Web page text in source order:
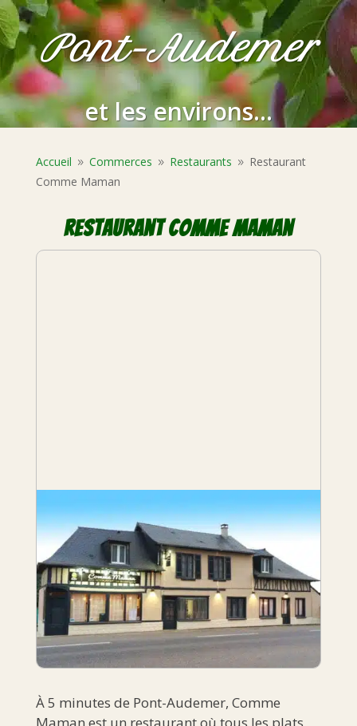
Pont-Audemer
et les environs...
Accueil 9 Commerces 9 Restaurants 9 Restaurant
Comme Maman
Restaurant Comme Maman
À 5 minutes de Pont-Audemer, Comme
Maman est un restaurant où tous les plats